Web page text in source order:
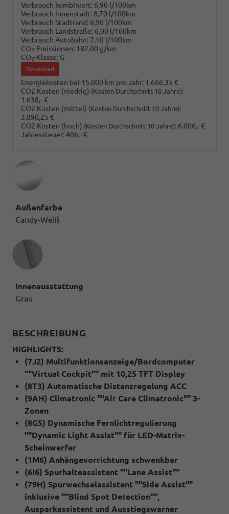
Verbrauch kombiniert: 6,90 l/100km
Verbrauch Innenstadt: 8,70 l/100km
Verbrauch Stadtrand: 6,90 l/100km
Verbrauch Landstraße: 6,00 l/100km
Verbrauch Autobahn: 7,10 l/100km
CO2-Emissionen: 182,00 g/km
CO2-Klasse: G
Download
Energiekosten bei 15.000 km pro Jahr: 1.666,35 €
CO2 Kosten (niedrig) (Kosten Durchschnitt 10 Jahre):
1.638,- €
CO2 Kosten (mittel) (Kosten Durchschnitt 10 Jahre):
3.890,25 €
CO2 Kosten (hoch) (Kosten Durchschnitt 10 Jahre): 6.006,- €
Jahressteuer:406,- €
Außenfarbe
Candy-Weiß
Innenausstattung
Innenausstattung
Grau
BESCHREIBUNG
HIGHLIGHTS:
(7J2) Multifunktionsanzeige/Bordcomputer
""Virtual Cockpit"" mit 10,25 TFT Display
(8T3) Automatische Distanzregelung ACC
(9AH) Climatronic ""Air Care Climatronic"" 3-
Zonen
(8G5) Dynamische Fernlichtregulierung
""Dynamic Light Assist"" für LED-Matrix-
Scheinwerfer
(1M6) Anhängevorrichtung schwenkbar
(6I6) Spurhalteassistent ""Lane Assist""
(79H) Spurwechselassistent ""Side Assist""
inklusive ""Blind Spot Detection"",
Ausparkassistent und Ausstiegswarner